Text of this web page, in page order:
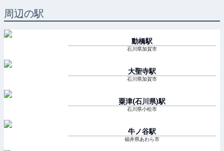
周辺の駅
動橋駅
石川県加賀市
大聖寺駅
石川県加賀市
粟津(石川県)駅
石川県小松市
牛ノ谷駅
福井県あわら市